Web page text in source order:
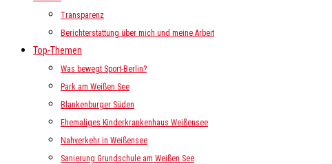
Transparenz
Berichterstattung über mich und meine Arbeit
Top-Themen
Was bewegt Sport-Berlin?
Park am Weißen See
Blankenburger Süden
Ehemaliges Kinderkrankenhaus Weißensee
Nahverkehr in Weißensee
Sanierung Grundschule am Weißen See